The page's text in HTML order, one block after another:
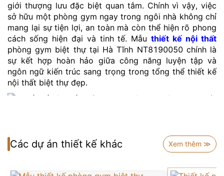
giới thượng lưu đặc biệt quan tâm. Chính vì vậy, việc
sở hữu một phòng gym ngay trong ngôi nhà không chỉ
mang lại sự tiện lợi, an toàn mà còn thể hiện rõ phong
cách sống hiện đại và tinh tế. Mẫuthiết kế nội thất
phòng gym biệt thự tại Hà Tĩnh NT8190050 chính là
sự kết hợp hoàn hảo giữa công năng luyện tập và
ngôn ngữ kiến trúc sang trọng trong tổng thể thiết kế
nội thất biệt thự đẹp.
Không gian phòng gym được đặt tại khu vực trung tâm
tận dụng tối đa ánh sáng tự nhiên. Hai bên là hệ cửa
Các dự án thiết kế khác Xem thêm ≫